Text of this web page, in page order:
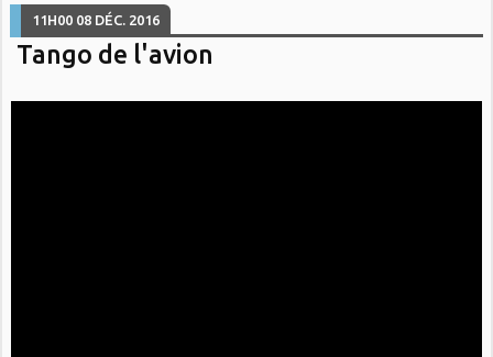
11H00 08 DÉC. 2016
Tango de l'avion